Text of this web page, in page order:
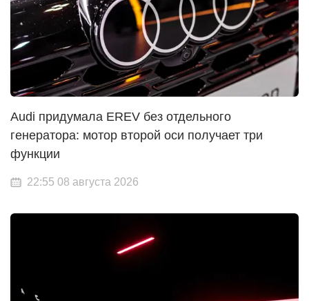
Audi придумала EREV без отдельного
генератора: мотор второй оси получает три
функции
22:55 08 августа 2026